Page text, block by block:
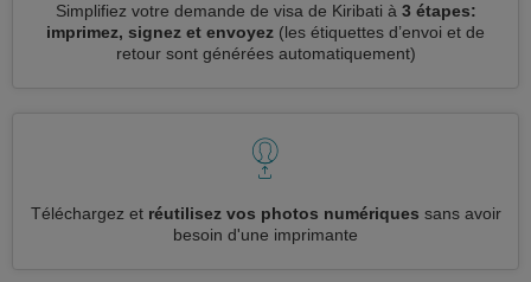
Simplifiez votre demande de visa de Kiribati à 3 étapes:
imprimez, signez et envoyez (les étiquettes d’envoi et de
retour sont générées automatiquement)
Téléchargez et réutilisez vos photos numériques sans avoir
besoin d'une imprimante